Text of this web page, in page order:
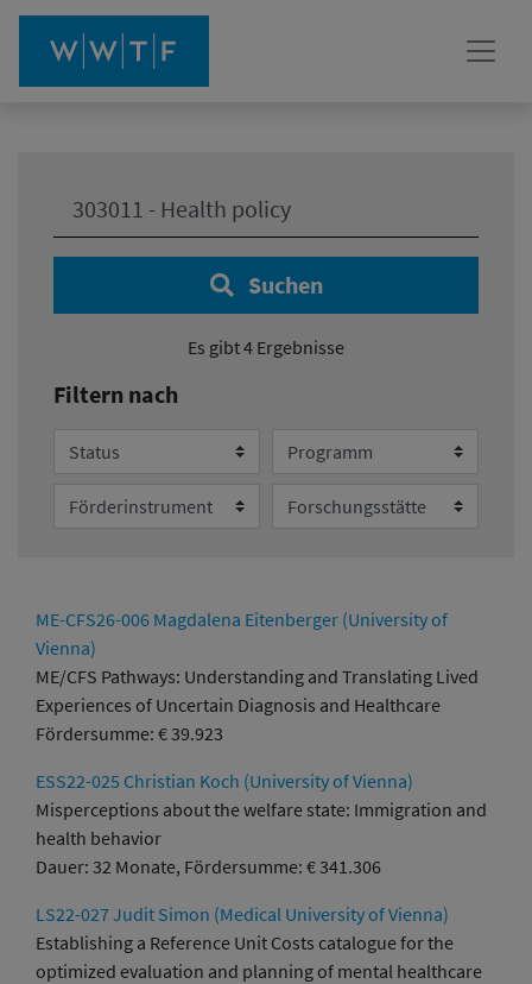
Suchen
Es gibt 4 Ergebnisse
Filtern nach
Status Programm
Förderinstrument Forschungsstätte
ME-CFS26-006 Magdalena Eitenberger (University of
Vienna)
ME/CFS Pathways: Understanding and Translating Lived
Experiences of Uncertain Diagnosis and Healthcare
Fördersumme: € 39.923
ESS22-025 Christian Koch (University of Vienna)
Misperceptions about the welfare state: Immigration and
health behavior
Dauer: 32 Monate, Fördersumme: € 341.306
LS22-027 Judit Simon (Medical University of Vienna)
Establishing a Reference Unit Costs catalogue for the
optimized evaluation and planning of mental healthcare